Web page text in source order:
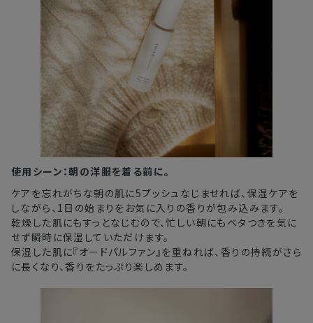
使用シーン：朝の洋服を着る前に。
ケアを忘れがちな朝の肌に5プッシュなじませれば、保湿ケアを
しながら、1日の始まりをお気に入りの香りが包み込みます。
乾燥した肌にもすっとなじむので、忙しい朝にもベタつきを気に
せず瞬時に保湿していただけます。
保湿した肌に『オードパルファン』を重ねれば、香りの持続がさら
に長くなり、香りをたっぷり楽しめます。